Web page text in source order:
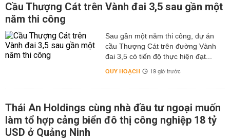
Cầu Thượng Cát trên Vành đai 3,5 sau gần một
năm thi công
Sau gần một năm thi công, dự án
cầu Thượng Cát trên đường Vành
đai 3,5 có tiến độ thực hiện đạt...
QUY HOẠCH 19 giờ trước
Thái An Holdings cùng nhà đầu tư ngoại muốn
làm tổ hợp cảng biển đô thị công nghiệp 18 tỷ
USD ở Quảng Ninh